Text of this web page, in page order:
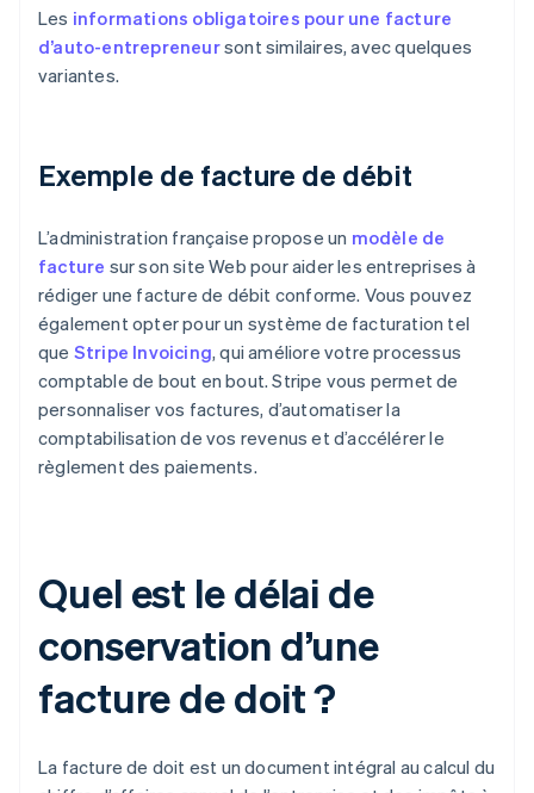
Les informations obligatoires pour une facture
d’auto-entrepreneursont similaires, avec quelques
variantes.
Exemple de facture de débit
L’administration française propose un modèle de
facture sur son site Web pour aider les entreprises à
rédiger une facture de débit conforme. Vous pouvez
également opter pour un système de facturation tel
que Stripe Invoicing, qui améliore votre processus
comptable de bout en bout. Stripe vous permet de
personnaliser vos factures, d’automatiser la
comptabilisation de vos revenus et d’accélérer le
règlement des paiements.
Quel est le délai de
conservation d’une
facture de doit ?
La facture de doit est un document intégral au calcul du